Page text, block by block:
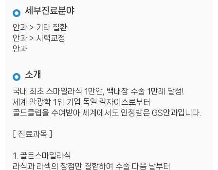
세부진료분야
안과 > 기타 질환
안과 > 시력교정
안과
소개
국내 최초 스마일라식 1만안, 백내장 수술 1만례 달성!
세계 안광학 1위 기업 독일 칼자이스로부터
골드클럽을 수여받아 세계에서도 인정받은 GS안과입니다.
[ 진료과목 ]
1. 골든스마일라식
라식과 라섹의 장점만 결합하여 수술 다음 날부터